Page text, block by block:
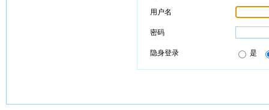
用户名
密码
隐身登录 是